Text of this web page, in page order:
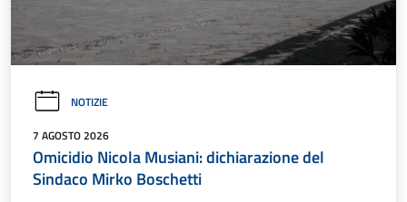
NOTIZIE
7 AGOSTO 2026
Omicidio Nicola Musiani: dichiarazione del
Sindaco Mirko Boschetti